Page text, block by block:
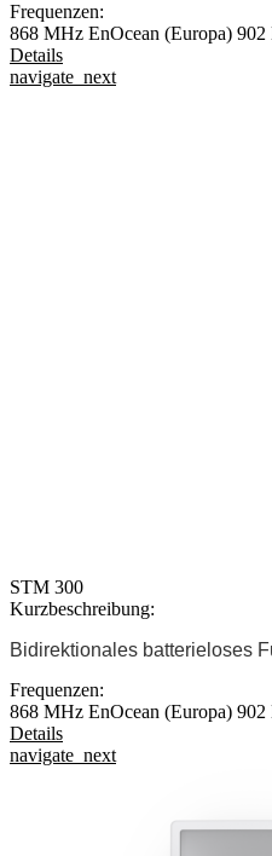
Frequenzen:
868 MHz EnOcean (Europa) 902
Details
navigate_next
STM 300
Kurzbeschreibung:
Bidirektionales batterieloses
Frequenzen:
868 MHz EnOcean (Europa) 902
Details
navigate_next